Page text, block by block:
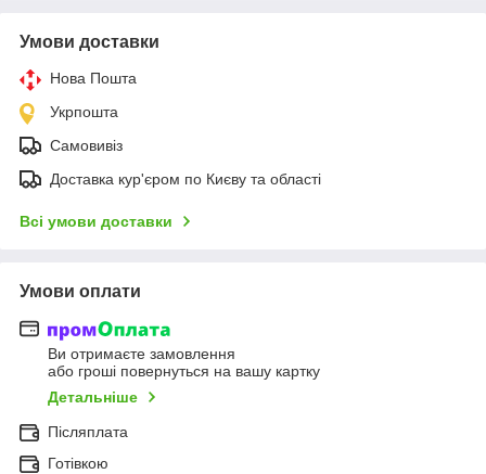
Умови доставки
Нова Пошта
Укрпошта
Самовивіз
Доставка кур'єром по Києву та області
Всі умови доставки
Умови оплати
Ви отримаєте замовлення
або гроші повернуться на вашу картку
Детальніше
Післяплата
Готівкою